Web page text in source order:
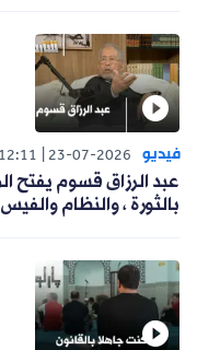
فيديو 23-07-2026
12:11
عبد الرزاق قسوم يفتح
بالثورة ، والنظام